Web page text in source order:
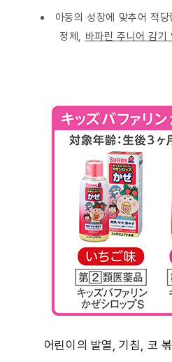
아동의 성장에 맞추어 적
정제, 바파린 주니어 감
어린이의 발열, 기침, 코